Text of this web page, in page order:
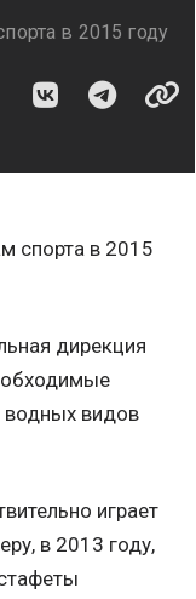
в 2015 году
спорта в 2015
дирекция
водных видов
играет
в 2013 году,